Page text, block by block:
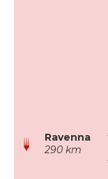
Ravenna
290 km